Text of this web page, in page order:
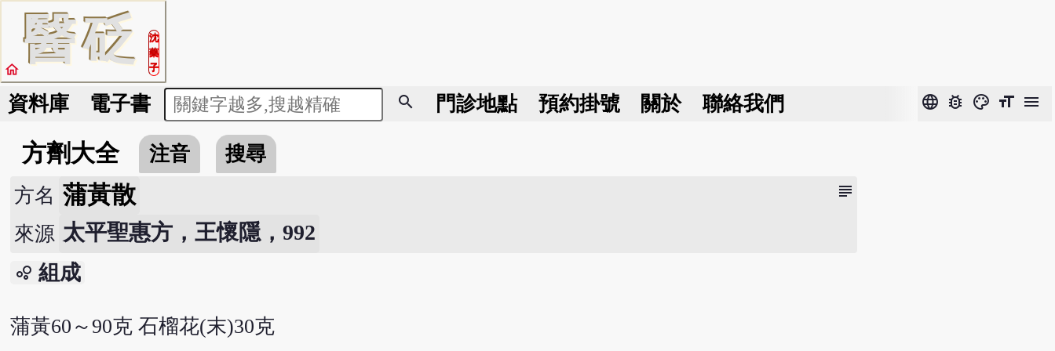
醫砭
沈
藥
子
home
資料庫 電子書 search 門診地點 預約掛號 關於 聯絡我們 language bug_report color_lens format_size menu
方劑大全 注音 搜尋
subject
方名 蒲黃散
來源 太平聖惠方，王懷隱，992
bubble_chart 組成
蒲黃60～90克 石榴花(末)30克